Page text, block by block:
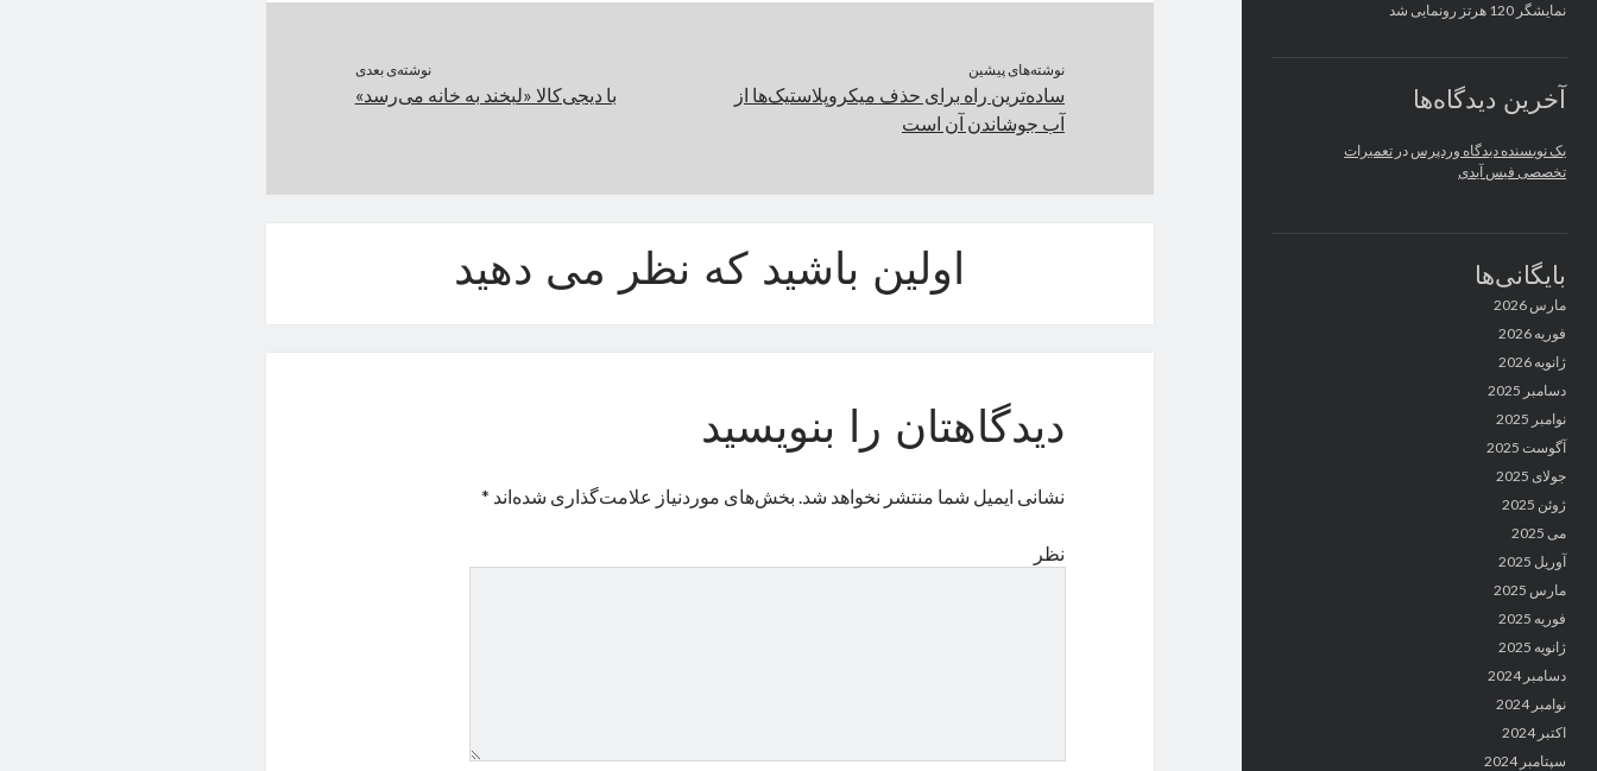
نمایشگر 120 هرتز رونمایی شد
آخرین دیدگاه‌ها
یک نویسنده دیدگاه وردپرس در تعمیرات
تخصصی فیس آیدی
بایگانی‌ها
مارس 2026
فوریه 2026
ژانویه 2026
دسامبر 2025
نوامبر 2025
آگوست 2025
جولای 2025
ژوئن 2025
می 2025
آوریل 2025
مارس 2025
فوریه 2025
ژانویه 2025
دسامبر 2024
نوامبر 2024
اکتبر 2024
سپتامبر 2024
نوشته‌های پیشین
ساده‌ترین راه برای حذف میکروپلاستیک‌ها از
آب جوشاندن آن است
نوشته‌ی بعدی
با دیجی‌کالا «لبخند به خانه می‌رسد»
اولین باشید که نظر می دهید
دیدگاهتان را بنویسید
نشانی ایمیل شما منتشر نخواهد شد. بخش‌های موردنیاز علامت‌گذاری شده‌اند *
نظر